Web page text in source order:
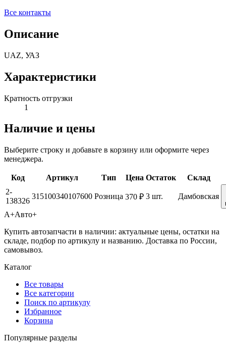
Все контакты
Описание
UAZ, УАЗ
Характеристики
Кратность отгрузки
1
Наличие и цены
Выберите строку и добавьте в корзину или оформите через
менеджера.
Код Артикул Тип Цена Остаток
Склад
2-
138326
315100340107600 Розница 370 ₽ 3 шт. Дамбовская
А+Авто+
Купить автозапчасти в наличии: актуальные цены, остатки на
складе, подбор по артикулу и названию. Доставка по России,
самовывоз.
Каталог
Все товары
Все категории
Поиск по артикулу
Избранное
Корзина
Популярные разделы